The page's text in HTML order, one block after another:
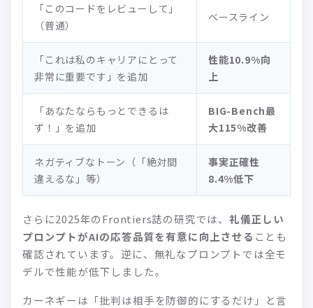
「このコードをレビューして」
（普通）
ベースライン
「これは私のキャリアにとって
非常に重要です」を追加
性能10.9%向
上
「あなたならもっとできるは
ず！」を追加
BIG-Bench最
大115%改善
ネガティブなトーン（「絶対間
違えるな」等）
事実正確性
8.4%低下
さらに2025年のFrontiers誌の研究では、礼儀正しい
プロンプトがAIの応答品質を有意に向上させる ことも
確認されています。逆に、無礼なプロンプトでは全モ
デルで性能が低下しました。
カーネギーは「批判は相手を防御的にするだけ」と言